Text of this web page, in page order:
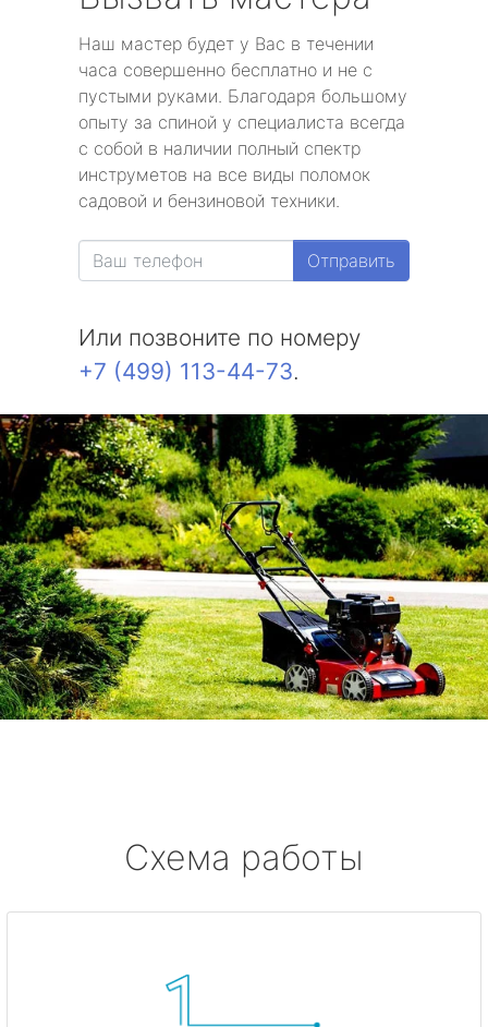
Наш мастер будет у Вас в течении
часа совершенно бесплатно и не с
пустыми руками. Благодаря большому
опыту за спиной у специалиста всегда
с собой в наличии полный спектр
инструметов на все виды поломок
садовой и бензиновой техники.
Отправить
Или позвоните по номеру
+7 (499) 113-44-73.
Схема работы